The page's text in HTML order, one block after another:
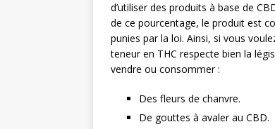
d’utiliser des produits à base de
de ce pourcentage, le produit est
punies par la loi. Ainsi, si vous
teneur en THC respecte bien la
vendre ou consommer :
Des fleurs de chanvre.
De gouttes à avaler au CBD.